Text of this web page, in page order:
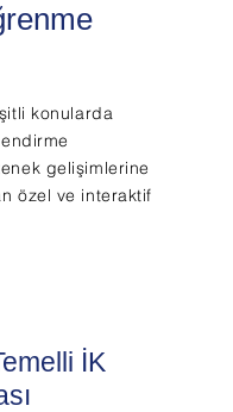
konularda
gelişimlerine
özel ve interaktif
İK